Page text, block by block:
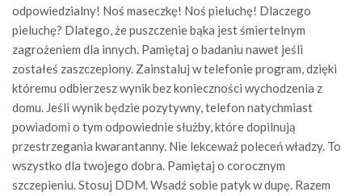
odpowiedzialny! Noś maseczkę! Noś pieluchę! Dlaczego
pieluchę? Dlatego, że puszczenie bąka jest śmiertelnym
zagrożeniem dla innych. Pamiętaj o badaniu nawet jeśli
zostałeś zaszczepiony. Zainstaluj w telefonie program, dzięki
któremu odbierzesz wynik bez konieczności wychodzenia z
domu. Jeśli wynik będzie pozytywny, telefon natychmiast
powiadomi o tym odpowiednie służby, które dopilnują
przestrzegania kwarantanny. Nie lekceważ poleceń władzy. To
wszystko dla twojego dobra. Pamiętaj o corocznym
szczepieniu. Stosuj DDM. Wsadź sobie patyk w dupę. Razem